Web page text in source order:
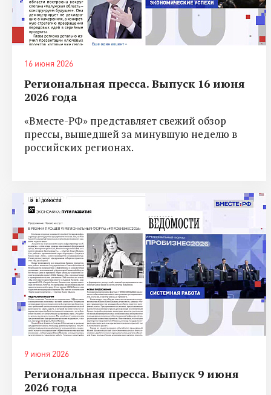
16 июня 2026
Региональная пресса. Выпуск 16 июня
2026 года
«Вместе-РФ» представляет свежий обзор
прессы, вышедшей за минувшую неделю в
российских регионах.
9 июня 2026
Региональная пресса. Выпуск 9 июня
2026 года